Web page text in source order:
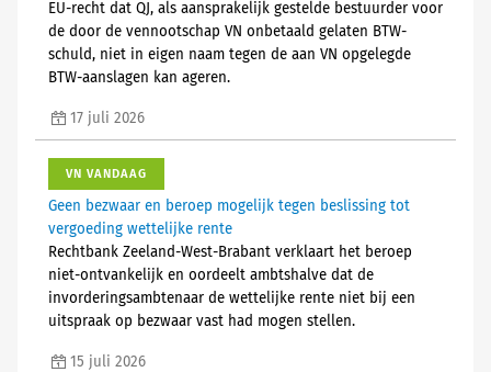
EU-recht dat QJ, als aansprakelijk gestelde bestuurder voor
de door de vennootschap VN onbetaald gelaten BTW-
schuld, niet in eigen naam tegen de aan VN opgelegde
BTW-aanslagen kan ageren.
17 juli 2026
VN VANDAAG
Geen bezwaar en beroep mogelijk tegen beslissing tot
vergoeding wettelijke rente
Rechtbank Zeeland-West-Brabant verklaart het beroep
niet-ontvankelijk en oordeelt ambtshalve dat de
invorderingsambtenaar de wettelijke rente niet bij een
uitspraak op bezwaar vast had mogen stellen.
15 juli 2026